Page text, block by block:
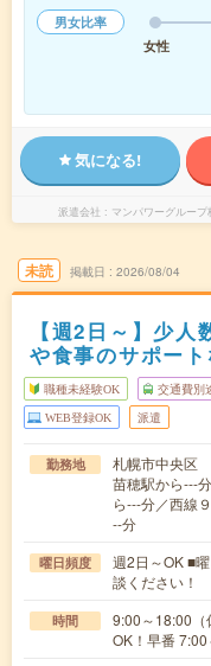
男女比率
女性
気になる!
派遣会社 マンパワーグルー
未読 掲載日 2026/08/04
【週2日～】少
や食事のサポー
職種未経験OK 交通費別
WEB登録OK 派遣
勤務地
札幌市中央区
苗穂駅から---
ら---分／西線
--分
曜日頻度
週2日～OK ■
談ください！
時間
9:00～18:00（
OK！早番